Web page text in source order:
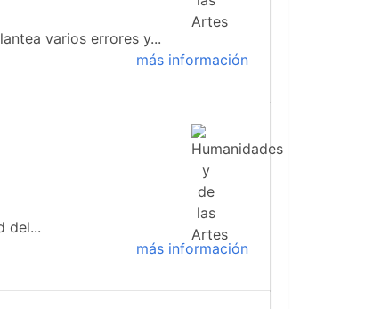
varios errores y...
más información
del...
más información